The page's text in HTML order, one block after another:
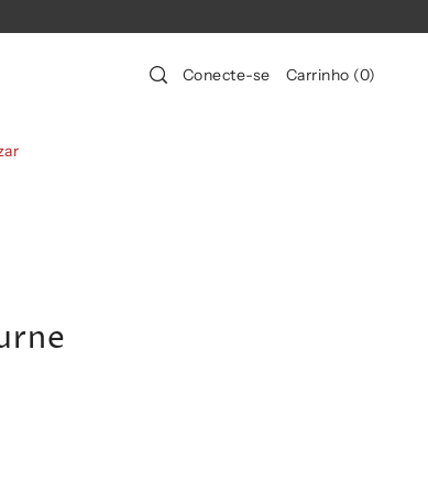
Conecte-se Carrinho (0)